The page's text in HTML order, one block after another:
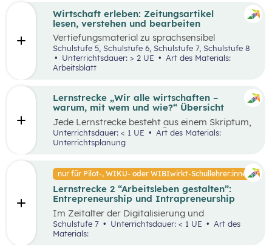
Wirtschaft erleben: Zeitungsartikel
lesen, verstehen und bearbeiten
Vertiefungsmaterial zu sprachsensibel
aufbereiteten Zeitungsartikeln.
Schulstufe 5, Schulstufe 6, Schulstufe 7, Schulstufe 8
Unterrichtsdauer: > 2 UE
Art des Materials:
Arbeitsblatt
Lernstrecke „Wir alle wirtschaften –
warum, mit wem und wie?“ Übersicht
Jede Lernstrecke besteht aus einem Skriptum,
welches dazu dient einen Überblick über die
jeweilige Lernstrecke zu erhalten. Mit
dem eigenen Unterrichtsgegenstand
Wissen und entwickeln Fähigkeiten,
Einstellungen und Verhaltensbereitschaften, die
sie in ökonomisch geprägten Lebenssituationen
benötigen. Diese sollen ihnen dabei helfen,
ökonomische Herausforderungen, Aufgaben
und Problemstellungen erkennen, analysieren,
beurteilen und erfolgreich bewältigen zu
können.
Unterrichtsdauer: < 1 UE
Unterrichtsplanung
nur für Pilot-, WIKU- oder WIBIwirkt-Schullehrer:innen
Lernstrecke 2 “Arbeitsleben gestalten”:
Entrepreneurship und Intrapreneurship
Im Zeitalter der Digitalisierung und
Globalisierung sowie der dynamischen
Wirtschaft ist es von großer Bedeutung,
Schulstufe 7 Unterrichtsdauer: < 1 UE
Materials: